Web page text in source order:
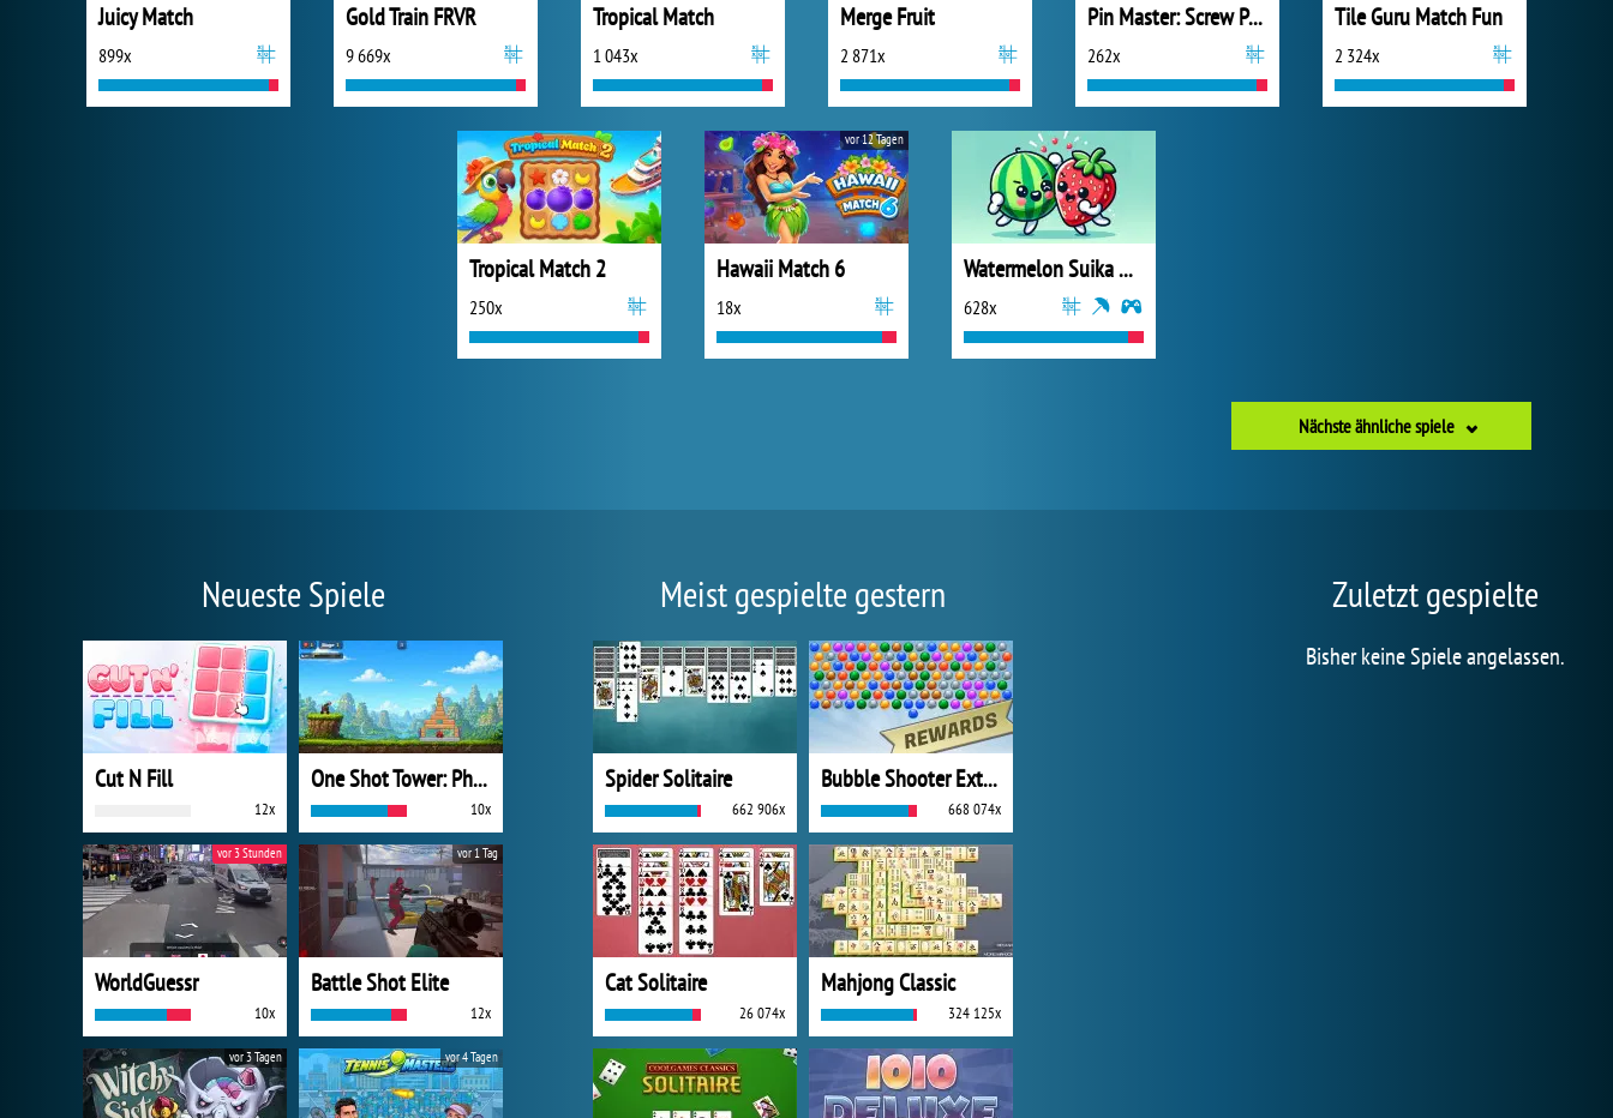
Juicy Match
899x
Gold Train FRVR
9 669x
Tropical Match
1 043x
Merge Fruit
2 871x
Pin Master: Screw Puzzle Quest
262x
Tile Guru Match Fun
2 324x
Tropical Match 2
250x
Hawaii Match 6
18x
vor 12 Tagen
Watermelon Suika Game
628x
Nächste ähnliche spiele
Neueste Spiele
Cut N Fill
12x
One Shot Tower: Physics Destroyer
10x
WorldGuessr
10x
vor 3 Stunden
Battle Shot Elite
12x
vor 1 Tag
vor 3 Tagen vor 4 Tagen
Meist gespielte gestern
Spider Solitaire
662 906x
Bubble Shooter Extreme
668 074x
Cat Solitaire
26 074x
Mahjong Classic
324 125x
Zuletzt gespielte
Bisher keine Spiele angelassen.